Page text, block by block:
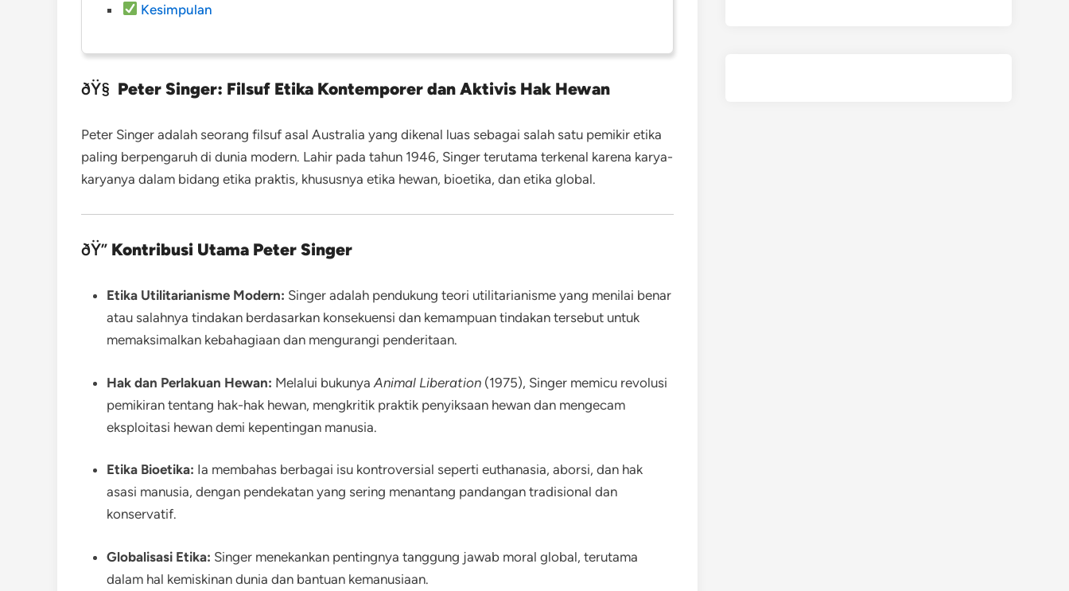
Kesimpulan
ðŸ§ Peter Singer: Filsuf Etika Kontemporer dan Aktivis Hak Hewan
Peter Singer adalah seorang filsuf asal Australia yang dikenal luas sebagai salah satu pemikir etika
paling berpengaruh di dunia modern. Lahir pada tahun 1946, Singer terutama terkenal karena karya-
karyanya dalam bidang etika praktis, khususnya etika hewan, bioetika, dan etika global.
ðŸ” Kontribusi Utama Peter Singer
Etika Utilitarianisme Modern: Singer adalah pendukung teori utilitarianisme yang menilai benar
atau salahnya tindakan berdasarkan konsekuensi dan kemampuan tindakan tersebut untuk
memaksimalkan kebahagiaan dan mengurangi penderitaan.
Hak dan Perlakuan Hewan: Melalui bukunya Animal Liberation (1975), Singer memicu revolusi
pemikiran tentang hak-hak hewan, mengkritik praktik penyiksaan hewan dan mengecam
eksploitasi hewan demi kepentingan manusia.
Etika Bioetika: Ia membahas berbagai isu kontroversial seperti euthanasia, aborsi, dan hak
asasi manusia, dengan pendekatan yang sering menantang pandangan tradisional dan
konservatif.
Globalisasi Etika: Singer menekankan pentingnya tanggung jawab moral global, terutama
dalam hal kemiskinan dunia dan bantuan kemanusiaan.